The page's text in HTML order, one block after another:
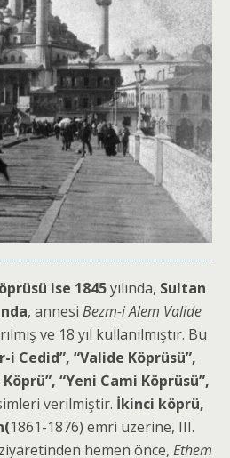
ise 1845yılında, Sultan
, annesi Bezm-i Alem Valide
ve 18 yıl kullanılmıştır. Bu
i Cedid”, “Valide Köprüsü”,
“Yeni Cami Köprüsü”,
verilmiştir. İkinci köprü,
1861-1876) emri üzerine, III.
hemen önce, Ethem